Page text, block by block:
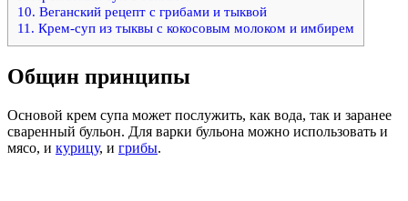
10. Веганский рецепт с грибами и тыквой
11. Крем-суп из тыквы с кокосовым молоком и имбирем
Общин принципы
Основой крем супа может послужить, как вода, так и заранее
сваренный бульон. Для варки бульона можно использовать и
мясо, и курицу, и грибы.